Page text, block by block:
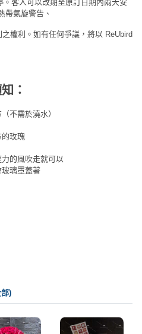
客人可以改期至原訂日期內兩天安
帶氣旋警告、
權利。如有任何爭議，將以 ReUbird
：
不需於澆水）
玫瑰
的風吹走就可以
璃罩蓋著
)